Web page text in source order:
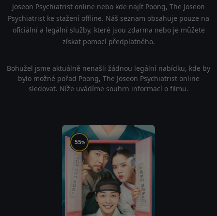
Joseon Psychiatrist online nebo kde najít Poong, The Joseon
Psychiatrist ke stažení offline. Náš seznam obsahuje pouze na
oficiální a legální služby, které jsou zdarma nebo je můžete
získat pomocí předplatného.
Bohužel jsme aktuálně nenašli žádnou legální nabídku, kde by
bylo možné pořad Poong, The Joseon Psychiatrist online
sledovat. Níže uvádíme souhrn informací o filmu.
55%